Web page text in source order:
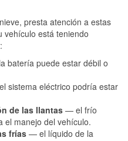
presta atención a estas
vehículo está teniendo
batería puede estar débil o
sistema eléctrico podría estar
de las llantas — el frío
el manejo del vehículo.
frías — el líquido de la